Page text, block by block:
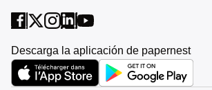
Descarga la aplicación de papernest